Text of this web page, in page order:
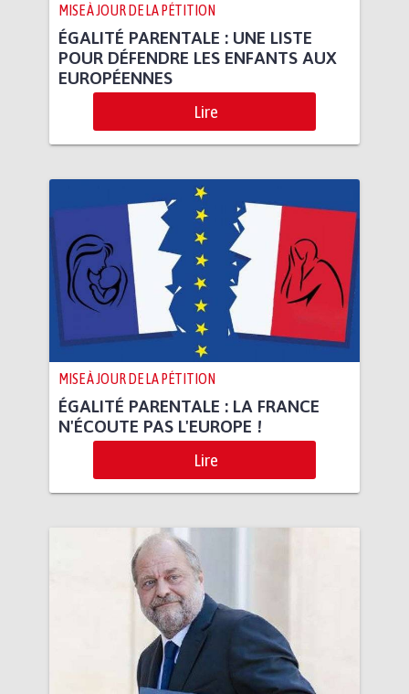
MISE À JOUR DE LA PÉTITION
ÉGALITÉ PARENTALE : UNE LISTE
POUR DÉFENDRE LES ENFANTS AUX
EUROPÉENNES
Lire
MISE À JOUR DE LA PÉTITION
ÉGALITÉ PARENTALE : LA FRANCE
N'ÉCOUTE PAS L'EUROPE !
Lire